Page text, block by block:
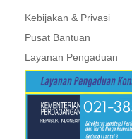
Kebijakan & Privasi
Pusat Bantuan
Layanan Pengaduan